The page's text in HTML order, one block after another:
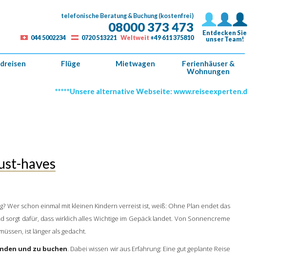
Entdecken Sie
unser Team!
telefonische Beratung & Buchung (kostenfrei)
08000 373 473
044 5002234 0720 513221 Weltweit +49 611 375810
Flüge Mietwagen
Ferienhäuser &
Wohnungen
*****Unsere alternative Webseite: www.reiseexperten.de *****
haves
schon einmal mit kleinen Kindern verreist ist, weiß: Ohne Plan endet das
sorgt dafür, dass wirklich alles Wichtige im Gepäck landet. Von Sonnencreme
ist länger als gedacht.
und zu buchen. Dabei wissen wir aus Erfahrung: Eine gut geplante Reise